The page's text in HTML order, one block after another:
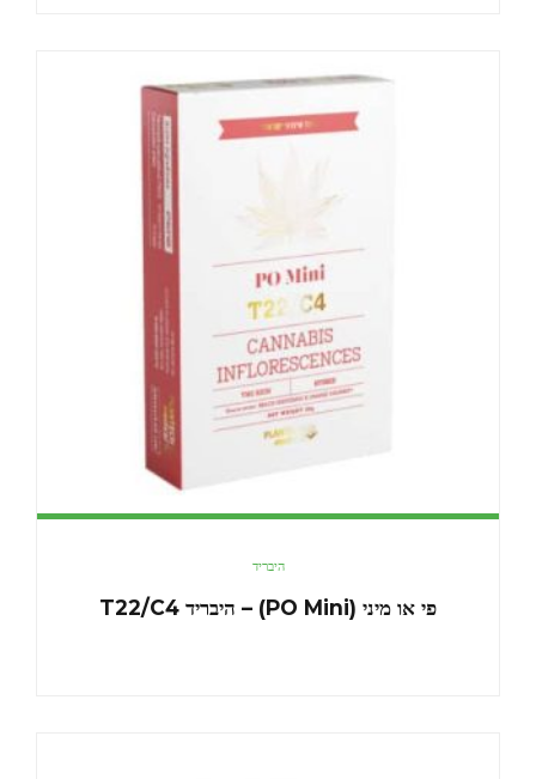
היבריד
פי או מיני (PO Mini) – היבריד T22/C4